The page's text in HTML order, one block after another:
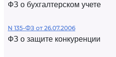
ФЗ о бухгалтерском учете
N 135-ФЗ от 26.07.2006
ФЗ о защите конкуренции